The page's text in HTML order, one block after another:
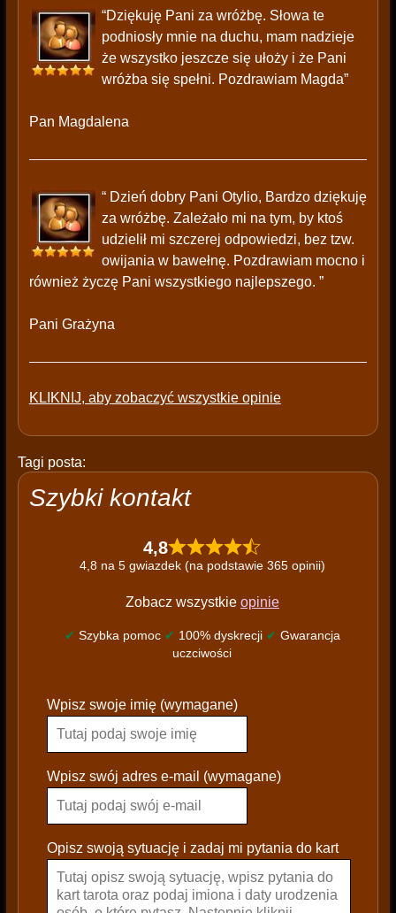
“Dziękuję Pani za wróżbę. Słowa te
podniosły mnie na duchu, mam nadzieje
że wszystko jeszcze się ułoży i że Pani
wróżba się spełni. Pozdrawiam Magda”
Pan Magdalena
“ Dzień dobry Pani Otylio, Bardzo dziękuję
za wróżbę. Zależało mi na tym, by ktoś
udzielił mi szczerej odpowiedzi, bez tzw.
owijania w bawełnę. Pozdrawiam mocno i
również życzę Pani wszystkiego najlepszego. ”
Pani Grażyna
KLIKNIJ, aby zobaczyć wszystkie opinie
Tagi posta:
Szybki kontakt
4,8
4,8 na 5 gwiazdek (na podstawie 365 opinii)
Zobacz wszystkie opinie
✔ Szybka pomoc ✔ 100% dyskrecji ✔ Gwarancja
uczciwości
l
a
s
e
a
Wpisz swoje imię (wymagane)
Wpisz swój adres e-mail (wymagane)
Opisz swoją sytuację i zadaj mi pytania do kart